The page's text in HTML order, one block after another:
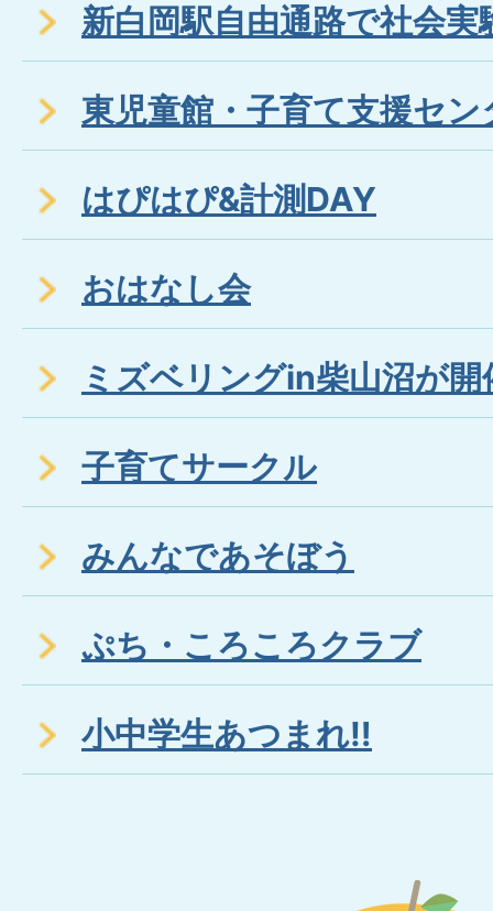
新白岡駅自由通路で社会
東児童館・子育て支援セ
はぴはぴ&計測DAY
おはなし会
ミズベリングin柴山沼が
子育てサークル
みんなであそぼう
ぷち・ころころクラブ
小中学生あつまれ‼